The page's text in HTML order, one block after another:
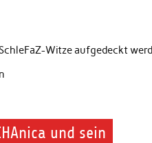
Witze aufgedeckt
und sein